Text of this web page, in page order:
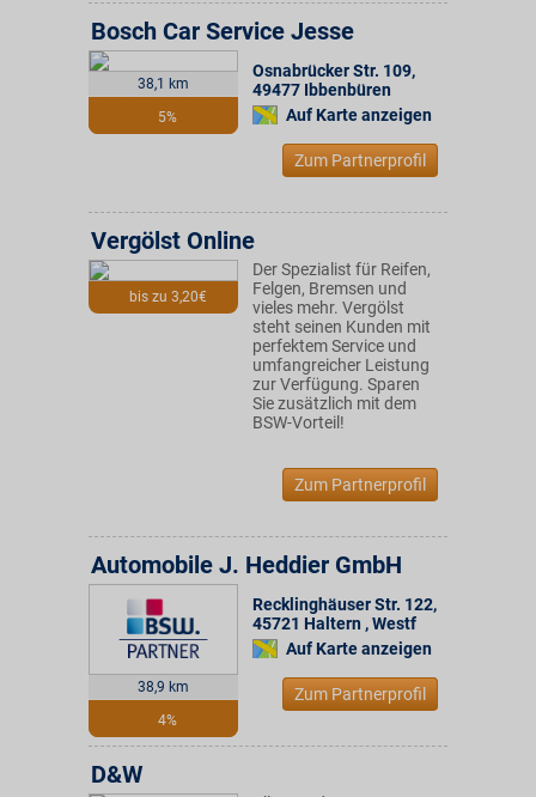
38,1 km
5%
Bosch Car Service Jesse
Osnabrücker Str. 109,
49477 Ibbenbüren
Auf Karte anzeigen
Zum Partnerprofil
bis zu 3,20€
Vergölst Online
Der Spezialist für Reifen,
Felgen, Bremsen und
vieles mehr. Vergölst
steht seinen Kunden mit
perfektem Service und
umfangreicher Leistung
zur Verfügung. Sparen
Sie zusätzlich mit dem
BSW-Vorteil!
Zum Partnerprofil
38,9 km
4%
Automobile J. Heddier GmbH
Recklinghäuser Str. 122,
45721 Haltern , Westf
Auf Karte anzeigen
Zum Partnerprofil
D&W